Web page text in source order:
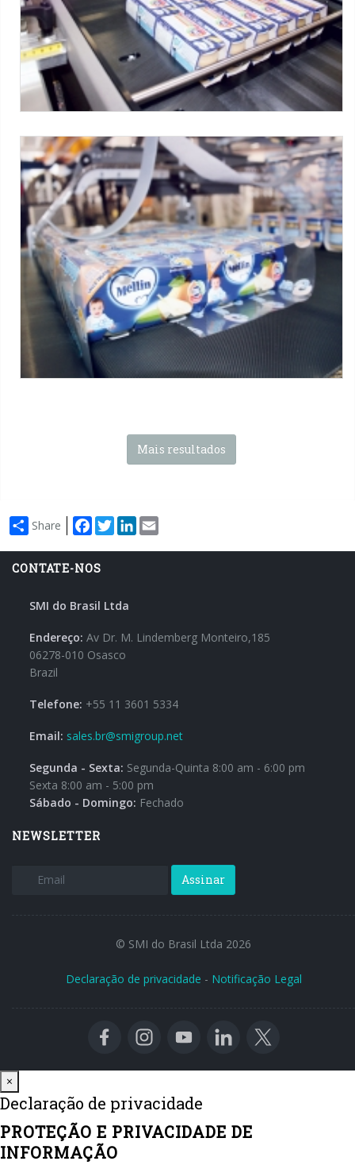
LSK series
Máquinas SMI :Série LSK ERGON
Tag:Filme-Camadas de papelão - Over The Top (OTT)-
Potes de vidro-Alimentos e produtos para animais-1x2
packs-6x2 packs
Mais resultados
Share Facebook
TwitterLinkedIn
CONTATE-NOS
SMI do Brasil Ltda
Endereço: Av Dr. M. Lindemberg Monteiro,185
06278-010 Osasco
Brazil
Telefone: +55 11 3601 5334
Email: sales.br@smigroup.net
Segunda - Sexta: Segunda-Quinta 8:00 am - 6:00 pm
Sexta 8:00 am - 5:00 pm
Sábado - Domingo: Fechado
NEWSLETTER
Assinar
© SMI do Brasil Ltda 2026
Declaração de privacidade - Notificação Legal
×
Declaração de privacidade
PROTEÇÃO E PRIVACIDADE DE
INFORMAÇÃO